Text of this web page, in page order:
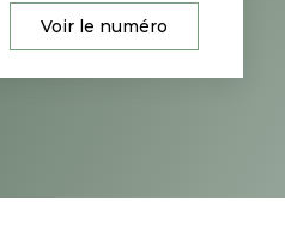
Voir le numéro